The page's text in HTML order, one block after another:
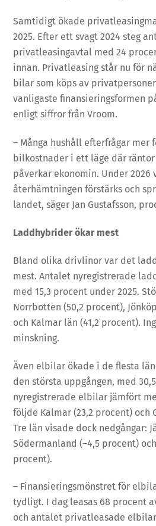
Samtidigt ökade
2025. Efter ett svagt 2024 steg
privatleasingavtal med 24
innan. Privatleasing står nu för
bilar som köps av
vanligaste finansieringsformen
enligt siffror från Vroom.
– Många hushåll efterfrågar mer
bilkostnader i ett läge där
påverkar ekonomin. Under 2026
återhämtningen förstärks och
landet, säger Jan Gustafsson,
Laddhybrider ökar mest
Bland olika drivlinor var det
mest. Antalet nyregistrerade
med 15,3 procent under 2025.
Norrbotten (50,2 procent),
och Kalmar län (41,2 procent).
minskning.
Även elbilar ökade i de flesta
den största uppgången, med
nyregistrerade elbilar jämfört
följde Kalmar (23,2 procent) och
Tre län visade dock nedgångar:
Södermanland (–4,5 procent)
procent).
– Finansieringsmönstret för
tydligt. I dag leasas 68 procent
och antalet privatleasade